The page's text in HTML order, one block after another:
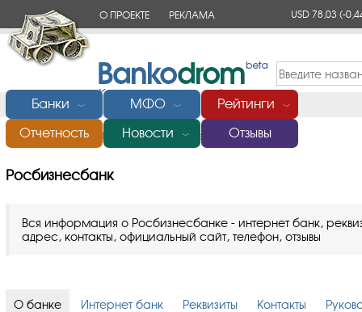
О ПРОЕКТЕ РЕКЛАМА USD 78,03(-
Банки ﹀ МФО ﹀ Рейтинги ﹀
Отчетность Новости ﹀ Отзывы
Главная/Банки России/Росбизнесбанк
Росбизнесбанк
Вся информация о Росбизнесбанке - интернет банк,
адрес, контакты, официальный сайт, телефон, отзывы
О банке Интернет банк Реквизиты Контакты